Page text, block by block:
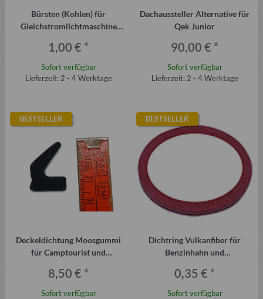
Bürsten (Kohlen) für
Gleichstromlichtmaschine
1,00 € *
Sofort verfügbar
Lieferzeit: 2 - 4 Werktage
Dachaussteller Alternative für
Qek Junior
90,00 € *
Sofort verfügbar
Lieferzeit: 2 - 4 Werktage
BESTSELLER
Deckeldichtung Moosgummi
für Camptourist und
8,50 € *
Sofort verfügbar
BESTSELLER
Dichtring Vulkanfiber für
Benzinhahn und
P601
0,35 € *
Sofort verfügbar